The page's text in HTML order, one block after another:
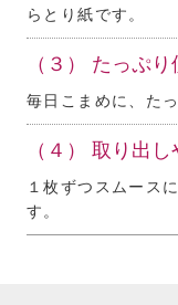
らとり紙です。
（３） たっぷ
毎日こまめに、た
（４） 取り出
１枚ずつスムース
す。